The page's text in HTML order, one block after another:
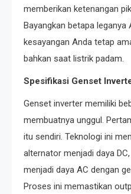
memberikan ketenangan
Bayangkan betapa
kesayangan Anda tetap
bahkan saat listrik padam.
Spesifikasi Genset
Genset inverter memiliki
membuatnya unggul.
itu sendiri. Teknologi ini
alternator menjadi daya
menjadi daya AC dengan
Proses ini memastikan